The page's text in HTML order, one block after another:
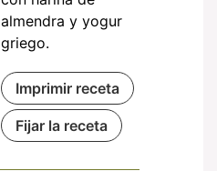
almendra y yogur
griego.
Imprimir receta
Fijar la receta